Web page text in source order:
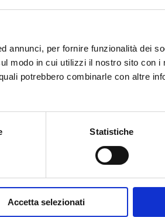
annunci, per fornire funzionalità dei
modo in cui utilizzi il nostro sito con
potrebbero combinarle con altre
Statistiche
Accetta selezionati
Hai bisogno di aiuto?